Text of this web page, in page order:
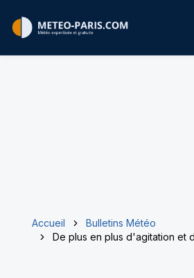
Accueil
Bulletins Météo
De plus en plus d'agitation et